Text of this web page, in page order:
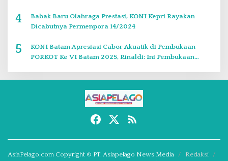
4
Babak Baru Olahraga Prestasi, KONI Kepri Rayakan
Dicabutnya Permenpora 14/2024
5
KONI Batam Apresiasi Cabor Akuatik di Pembukaan
PORKOT Ke VI Batam 2025, Rinaldi: Ini Pembukaan
AsiaPelago.com Copyright © PT. Asiapelago News Media
Redaksi